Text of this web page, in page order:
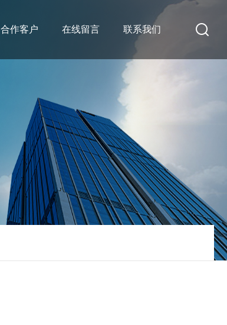
合作客户 在线留言 联系我们